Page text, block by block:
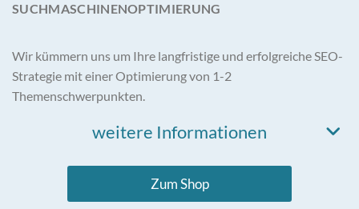
SUCHMASCHINENOPTIMIERUNG
Wir kümmern uns um Ihre langfristige und erfolgreiche SEO-
Strategie mit einer Optimierung von 1-2
Themenschwerpunkten.
weitere Informationen
Zum Shop